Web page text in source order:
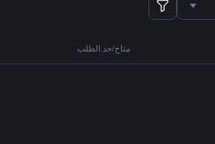
متاح/حد الطلب